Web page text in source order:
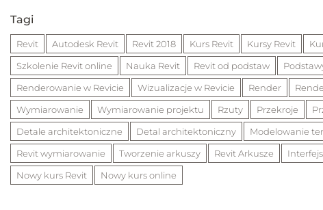
Tagi
Revit Autodesk Revit Revit 2018 Kurs Revit Kursy Revit
Szkolenie Revit online
Nauka Revit Revit od podstaw
Renderowanie w Revicie
Wizualizacje w Revicie Render
Wymiarowanie
Wymiarowanie projektu Rzuty Przekroje
Detale architektoniczne
Detal architektoniczny Modelowanie
Revit wymiarowanie
Tworzenie arkuszy Revit Arkusze
Nowy kurs Revit
Nowy kurs online